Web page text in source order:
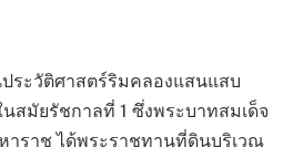
ระวัติศาสตร์ริมคลองแสนแสบ
สมัยรัชกาลที่ 1 ซึ่งพระบาทสมเด็จ
ราช ได้พระราชทานที่ดินบริเวณ